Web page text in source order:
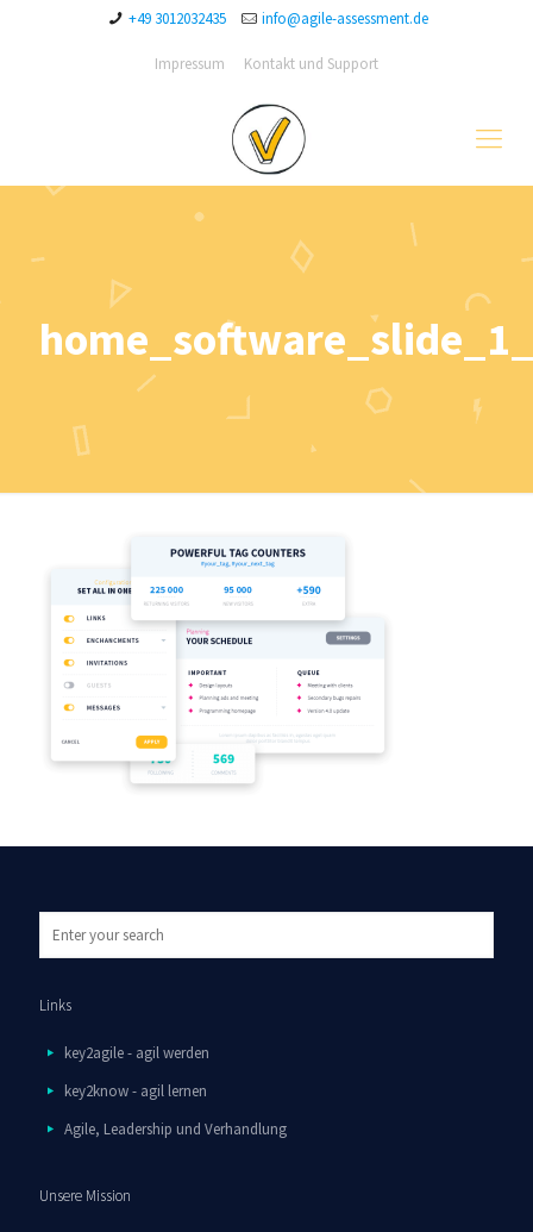
+49 3012032435 info@agile-assessment.de
Impressum Kontakt und Support
Links
key2agile - agil werden
key2know - agil lernen
Agile, Leadership und Verhandlung
Unsere Mission